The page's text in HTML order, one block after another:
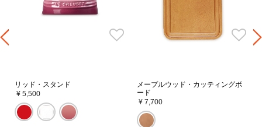
リッド・スタンド
¥ 5,500
メープルウッド・カッティングボ
ード
¥ 7,700